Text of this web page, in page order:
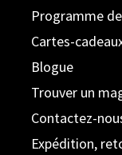
Programme
Cartes-
Blogue
Trouver un
Contactez-
Expédition,